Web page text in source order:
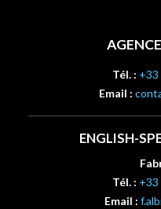
Tél. : +33
Email :
ENGLISH-
Tél. : +33
Email :